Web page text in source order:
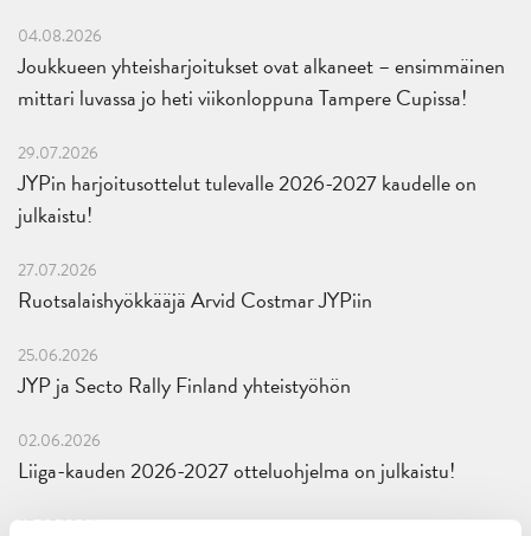
04.08.2026
Joukkueen yhteisharjoitukset ovat alkaneet – ensimmäinen
mittari luvassa jo heti viikonloppuna Tampere Cupissa!
29.07.2026
JYPin harjoitusottelut tulevalle 2026-2027 kaudelle on
julkaistu!
27.07.2026
Ruotsalaishyökkääjä Arvid Costmar JYPiin
25.06.2026
JYP ja Secto Rally Finland yhteistyöhön
02.06.2026
Liiga-kauden 2026-2027 otteluohjelma on julkaistu!
27.05.2026